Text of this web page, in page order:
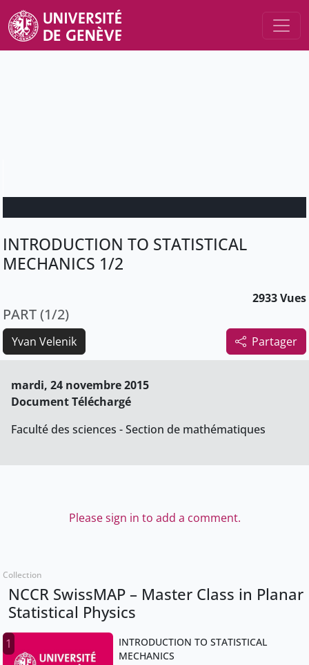
INTRODUCTION TO STATISTICAL
MECHANICS 1/2
2933 Vues
PART (1/2)
Partager
Yvan Velenik
mardi, 24 novembre 2015
Document Téléchargé
Faculté des sciences - Section de mathématiques
Please sign in to add a comment.
Collection
NCCR SwissMAP – Master Class in Planar
Statistical Physics
1
INTRODUCTION TO STATISTICAL
MECHANICS